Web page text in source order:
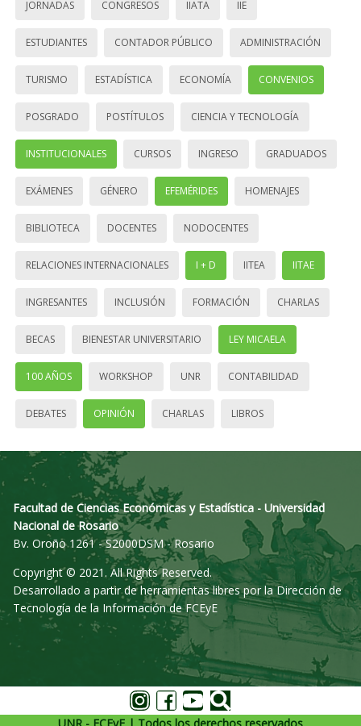
JORNADAS CONGRESOS IIATA IIE
ESTUDIANTES CONTADOR PÚBLICO ADMINISTRACIÓN
TURISMO ESTADÍSTICA ECONOMÍA CONVENIOS
POSGRADO POSTÍTULOS CIENCIA Y TECNOLOGÍA
INSTITUCIONALES CURSOS INGRESO GRADUADOS
EXÁMENES GÉNERO EFEMÉRIDES HOMENAJES
BIBLIOTECA DOCENTES NODOCENTES
RELACIONES INTERNACIONALES I + D IITEA IITAE
INGRESANTES INCLUSIÓN FORMACIÓN CHARLAS
BECAS BIENESTAR UNIVERSITARIO LEY MICAELA
100 AÑOS WORKSHOP UNR CONTABILIDAD
DEBATES OPINIÓN CHARLAS LIBROS
Facultad de Ciencias Económicas y Estadística - Universidad
Nacional de Rosario
Bv. Oroño 1261 - S2000DSM - Rosario
Copyright © 2021. All Rights Reserved.
Desarrollado a partir de herramientas libres por la Dirección de
Tecnología de la Información de FCEyE